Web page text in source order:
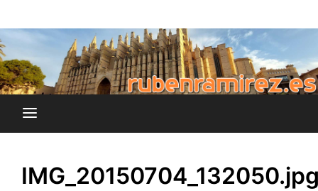
al
contenidorubenramirez.es